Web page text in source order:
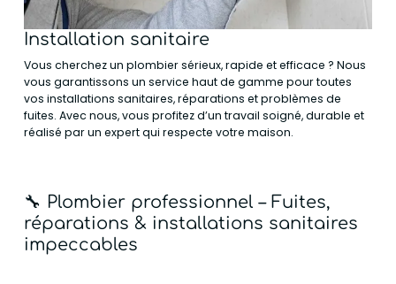
Installation sanitaire
Vous cherchez un plombier sérieux, rapide et efficace ? Nous
vous garantissons un service haut de gamme pour toutes
vos installations sanitaires, réparations et problèmes de
fuites. Avec nous, vous profitez d’un travail soigné, durable et
réalisé par un expert qui respecte votre maison.
🔧 Plombier professionnel – Fuites,
réparations & installations sanitaires
impeccables